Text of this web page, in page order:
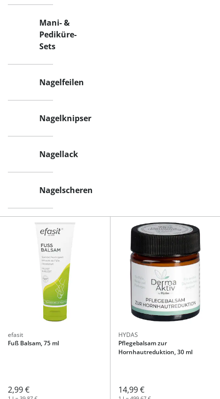
Mani- &
Pediküre-
Sets
Nagelfeilen
Nagelknipser
Nagellack
Nagelscheren
efasit
Fuß Balsam, 75 ml
2,99 €
HYDAS
Pflegebalsam zur
Hornhautreduktion, 30 ml
14,99 €